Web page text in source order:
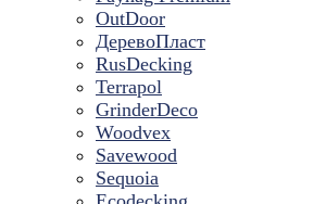
OutDoor
ДеревоПласт
RusDecking
Terrapol
GrinderDeco
Woodvex
Savewood
Sequoia